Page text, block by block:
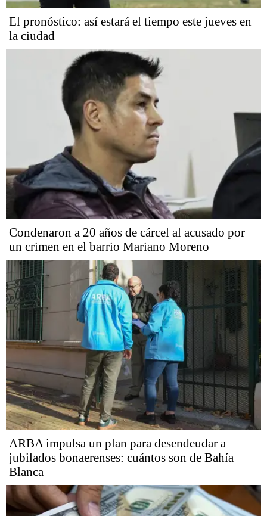
El pronóstico: así estará el tiempo este jueves en
la ciudad
Condenaron a 20 años de cárcel al acusado por
un crimen en el barrio Mariano Moreno
ARBA impulsa un plan para desendeudar a
jubilados bonaerenses: cuántos son de Bahía
Blanca